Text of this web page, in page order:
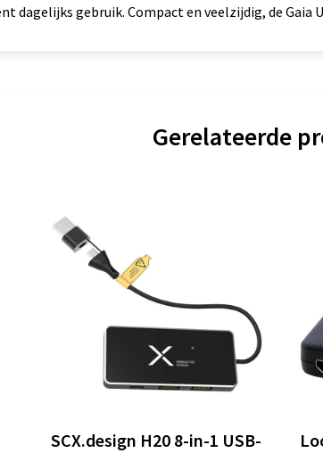
dagelijks gebruik. Compact en veelzijdig, de
Gerelateerde
SCX.design H20 8-in-1 USB-